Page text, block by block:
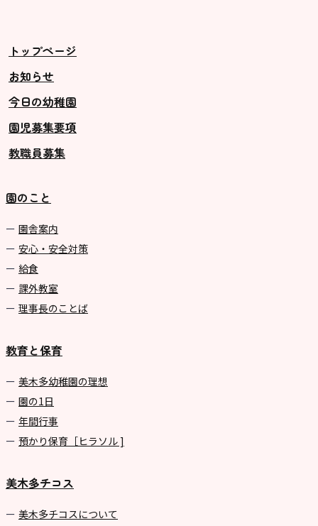
トップページ
お知らせ
今日の幼稚園
園児募集要項
教職員募集
園のこと
園舎案内
安心・安全対策
給食
課外教室
理事長のことば
教育と保育
美⽊多幼稚園の理想
園の1⽇
年間⾏事
預かり保育［ヒラソル ]
美木多チコス
美⽊多チコスについて
ス ]
2歳児ひとり登園［ゆず組 ]
グループ施設・
関係先リンク
学校法⼈諏訪森学園 諏訪森幼稚
園
⼤阪府私⽴幼稚園連盟
社会福祉法人野田福祉会